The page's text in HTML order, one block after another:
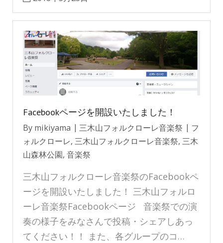
Facebookページを開設いたしました！
By mikiyama 三木山フォルクローレ音楽祭
フ
ォルクローレ, 三木山フォルクローレ音楽祭, 三木
山森林公園, 音楽祭
三木山フォルクローレ音楽祭のFacebookペ
ージを開設いたしました！ 三木山フォルロ
ーレ音楽祭Facebookページ 音楽祭での演
奏の様子をみなさんで投稿・シェアしあっ
てください！！ また、各グループのコ…